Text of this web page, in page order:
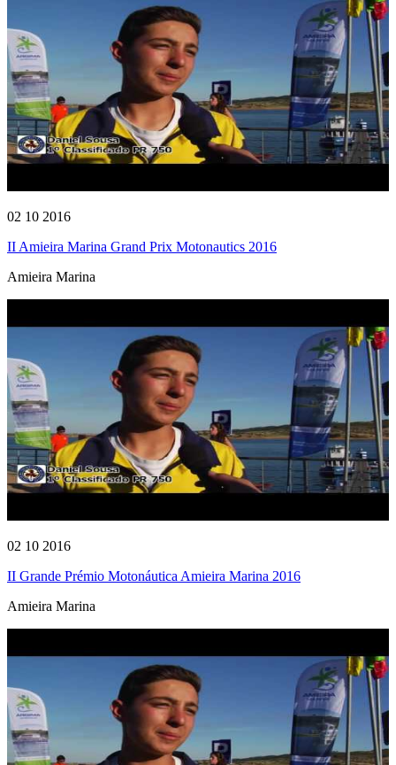
02 10 2016
II Amieira Marina Grand Prix Motonautics 2016
Amieira Marina
02 10 2016
II Grande Prémio Motonáutica Amieira Marina 2016
Amieira Marina